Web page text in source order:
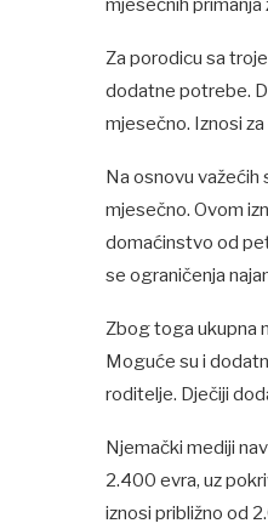
mjesečnih
Za porodicu sa
dodatne potrebe.
mjesečno. Iznosi
Na osnovu
mjesečno. Ovom
domaćinstvo od
se ograničenja
Zbog toga ukupna
Moguće su i
roditelje. Dječiji
Njemački mediji
2.400 evra, uz
iznosi približno od